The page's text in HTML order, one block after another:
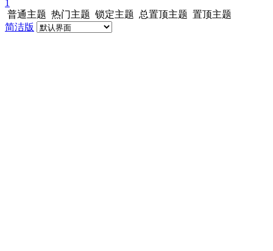
1
普通主题 热门主题 锁定主题 总置顶主题 置顶主题
简洁版